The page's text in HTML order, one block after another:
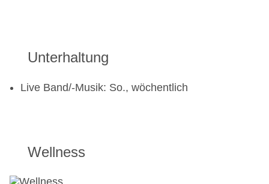
Unterhaltung
Live Band/-Musik: So., wöchentlich
Wellness